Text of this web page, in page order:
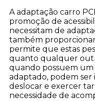
A adaptação carro
promoção de
necessitam de
também
permite que estas
quanto qualquer
quando possuem
adaptado, podem
deslocar e exercer
necessidade de